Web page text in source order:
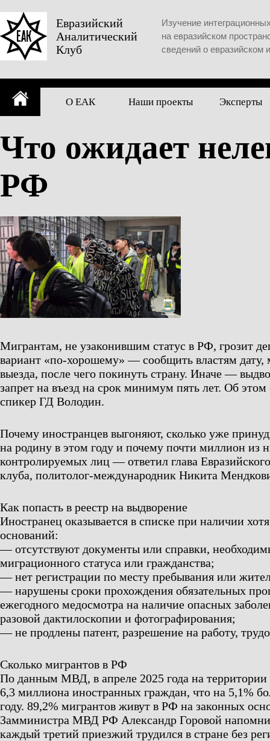
to
content
Евразийский
Аналитический
Клуб
Изучение
на евразийском
сведений о евразийском
О ЕАК Наши проекты Эксперты
Что ожидает
РФ
Мигрантам, не узаконившим статус в РФ, грозит
вариант «по-хорошему» — сообщить властям дату,
выезда, после чего покинуть страну. Иначе —
запрет на въезд на срок минимум пять лет. Об
спикер ГД Володин.
Почему иностранцев выгоняют, сколько уже
на родину в этом году и почему почти миллион из
контролируемых лиц — ответил глава
клуба, политолог-международник Никита
Как попасть в реестр на выдворение
Иностранец оказывается в списке при наличии
оснований:
— отсутствуют документы или справки,
миграционного статуса или гражданства;
— нет регистрации по месту пребывания или
— нарушены сроки прохождения обязательных
ежегодного медосмотра на наличие опасных
разовой дактилоскопии и фотографирования;
— не продлены патент, разрешение на работу,
Сколько мигрантов в РФ
По данным МВД, в апреле 2025 года на территории
6,3 миллиона иностранных граждан, что на 5,1%
году. 89,2% мигрантов живут в РФ на законных
Замминистра МВД РФ Александр Горовой
каждый третий приезжий трудился в стране без